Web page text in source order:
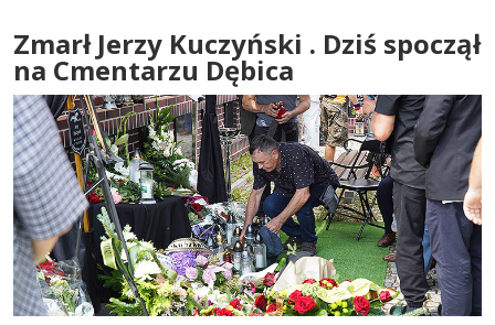
Zmarł Jerzy Kuczyński . Dziś spoczął
na Cmentarzu Dębica